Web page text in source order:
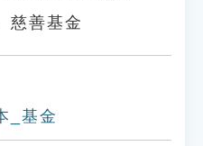
慈善基金
_基金